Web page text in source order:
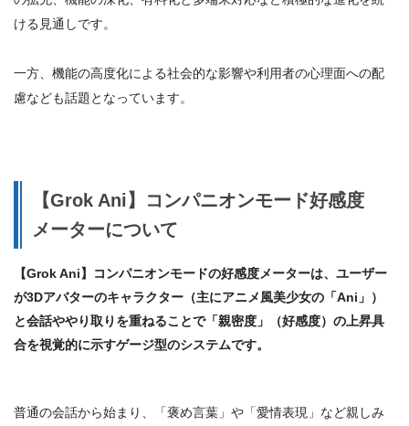
ける見通しです。
一方、機能の高度化による社会的な影響や利用者の心理面への配
慮なども話題となっています。
【Grok Ani】コンパニオンモード好感度
メーターについて
【Grok Ani】コンパニオンモードの好感度メーターは、ユーザー
が3Dアバターのキャラクター（主にアニメ風美少女の「Ani」）
と会話ややり取りを重ねることで「親密度」（好感度）の上昇具
合を視覚的に示すゲージ型のシステムです。
普通の会話から始まり、「褒め言葉」や「愛情表現」など親しみ